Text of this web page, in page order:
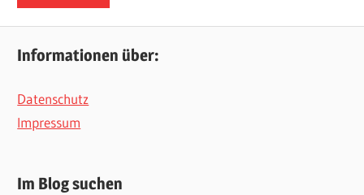
Informationen über:
Datenschutz
Impressum
Im Blog suchen